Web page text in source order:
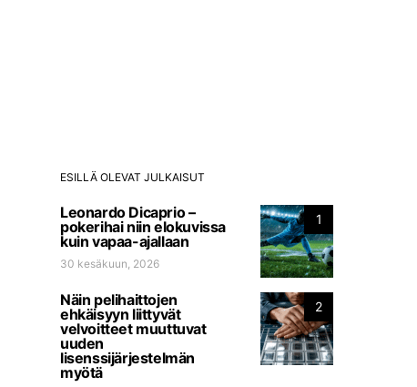
ESILLÄ OLEVAT JULKAISUT
1
Leonardo Dicaprio –
pokerihai niin elokuvissa
kuin vapaa-ajallaan
30 kesäkuun, 2026
2
Näin pelihaittojen
ehkäisyyn liittyvät
velvoitteet muuttuvat
uuden
lisenssijärjestelmän
myötä